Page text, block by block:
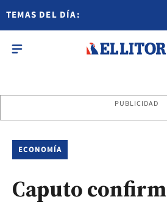
TEMAS DEL DÍA:
PUBLICIDAD
ECONOMÍA
Caputo